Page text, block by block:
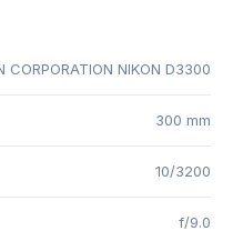
CORPORATION NIKON D3300
300 mm
10/3200
f/9.0